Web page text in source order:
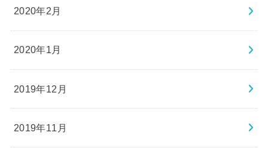
2020年2月
2020年1月
2019年12月
2019年11月